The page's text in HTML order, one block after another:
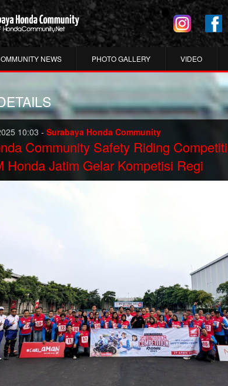
NEWS PHOTO GALLERY VIDEO
10:03 - Surabaya Honda Community
Community Safety Riding
Honda Jatim Gelar Kompetisi Regi